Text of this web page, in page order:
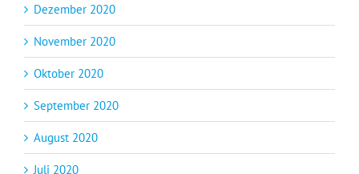
Dezember 2020
November 2020
Oktober 2020
September 2020
August 2020
Juli 2020